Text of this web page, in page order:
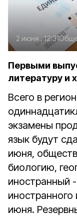
2 июня , 12:31
Первыми
литературу и
Всего в
экзамены
язык будут
июня,
биологию,
иностранный
иностранного
июня.